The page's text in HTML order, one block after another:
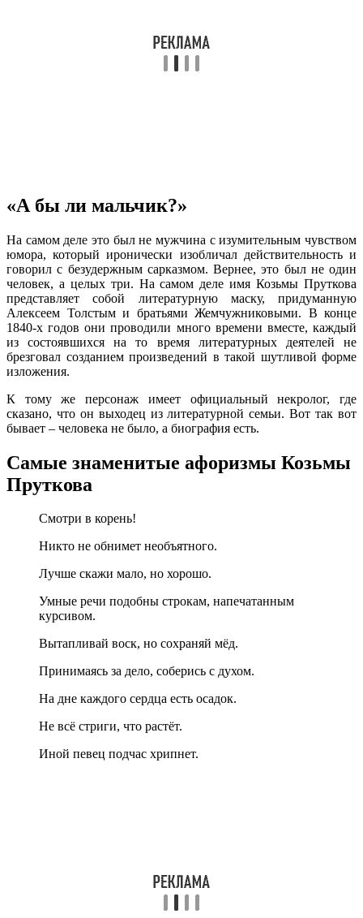
«А бы ли мальчик?»
На самом деле это был не мужчина с изумительным чувством
юмора, который иронически изобличал действительность и
говорил с безудержным сарказмом. Вернее, это был не один
человек, а целых три. На самом деле имя Козьмы Пруткова
представляет собой литературную маску, придуманную
Алексеем Толстым и братьями Жемчужниковыми. В конце
1840-х годов они проводили много времени вместе, каждый
из состоявшихся на то время литературных деятелей не
брезговал созданием произведений в такой шутливой форме
изложения.
К тому же персонаж имеет официальный некролог, где
сказано, что он выходец из литературной семьи. Вот так вот
бывает – человека не было, а биография есть.
Самые знаменитые афоризмы Козьмы
Пруткова
Смотри в корень!
Никто не обнимет необъятного.
Лучше скажи мало, но хорошо.
Умные речи подобны строкам, напечатанным
курсивом.
Вытапливай воск, но сохраняй мёд.
Принимаясь за дело, соберись с духом.
На дне каждого сердца есть осадок.
Не всё стриги, что растёт.
Иной певец подчас хрипнет.